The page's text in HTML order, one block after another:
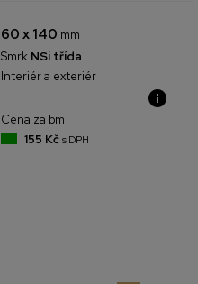
60 x 140 mm
Smrk NSi třída
Interiér a exteriér
Cena za bm
155 Kč s DPH